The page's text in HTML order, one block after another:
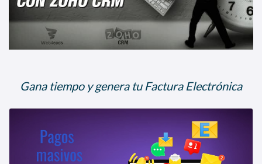
Gana tiempo y genera tu Factura Electrónica